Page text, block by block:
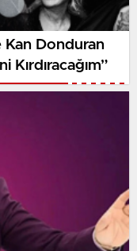
Kan Donduran